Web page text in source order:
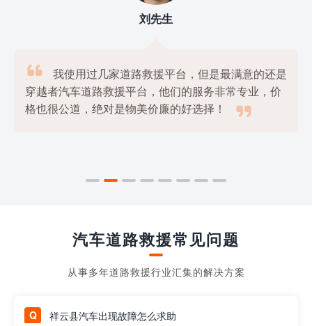
刘先生

我使用过几家道路救援平台，但是最满意的还是
穿越者汽车道路救援平台，他们的服务非常专业，价
格也很公道，绝对是物美价廉的好选择！

汽车道路救援常见问题
从事多年道路救援行业汇集的解决方案
祥云县汽车出现故障怎么求助